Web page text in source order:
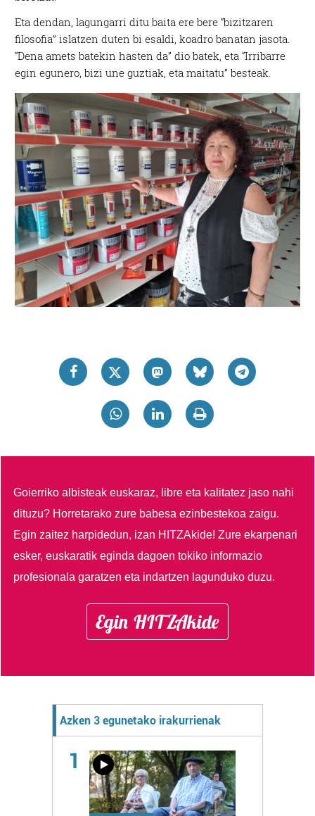
Eta dendan, lagungarri ditu baita ere bere “bizitzaren
filosofia” islatzen duten bi esaldi, koadro banatan jasota.
“Dena amets batekin hasten da” dio batek, eta “Irribarre
egin egunero, bizi une guztiak, eta maitatu” besteak.
Goierriko albisteak euskaraz, libre eta kalitatez jaso nahi
dituzu? Horretarako zure babesa ezinbestekoa zaigu.
Egin zaitez harpidedun, izan HITZAkide!Zure ekarpenari
esker, euskaratik eginda dagoen tokiko informazio
profesionala garatzen eta indartzen lagunduko duzu.
Egin HITZAkide
Azken 3 egunetako irakurrienak
1